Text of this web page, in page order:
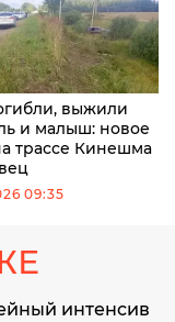
выжили
и малыш: новое
трассе Кинешма
09:35
интенсив